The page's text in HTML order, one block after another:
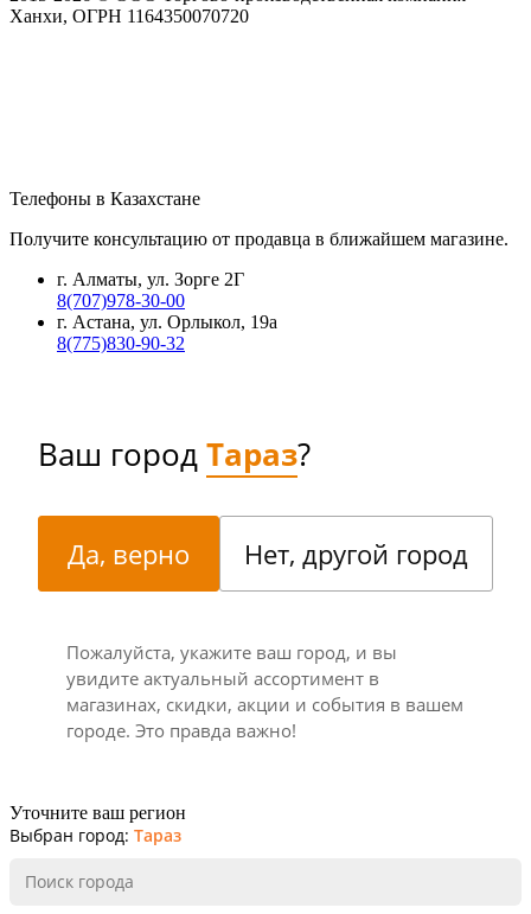
Ханхи, ОГРН 1164350070720
Телефоны в Казахстане
Получите консультацию от продавца в ближайшем магазине.
г. Алматы, ул. Зорге 2Г
8(707)978-30-00
г. Астана, ул. Орлыкол, 19а
8(775)830-90-32
Ваш городТараз?
Да, верно Нет, другой город
Пожалуйста, укажите ваш город, и вы
увидите актуальный ассортимент в
магазинах, скидки, акции и события в вашем
городе. Это правда важно!
Уточните ваш регион
Выбран город: Тараз